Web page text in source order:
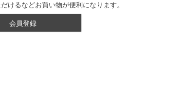
けるなどお買い物が便利になります。
会員登録